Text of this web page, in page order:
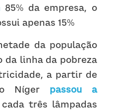
85% da empresa, o
apenas 15%
da população
da linha da pobreza
a partir de
Níger passou a
três lâmpadas